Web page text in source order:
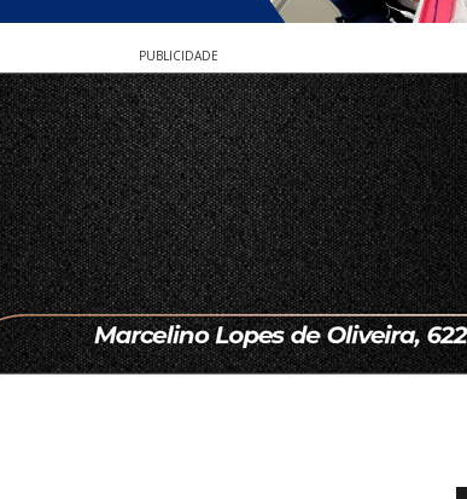
PUBLICIDADE